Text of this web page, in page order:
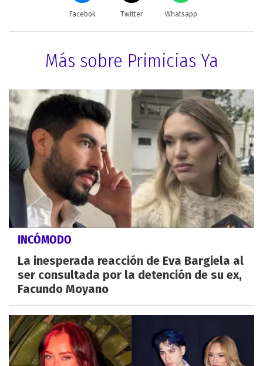
Facebok Twitter Whatsapp
Más sobre Primicias Ya
INCÓMODO
La inesperada reacción de Eva Bargiela al
ser consultada por la detención de su ex,
Facundo Moyano